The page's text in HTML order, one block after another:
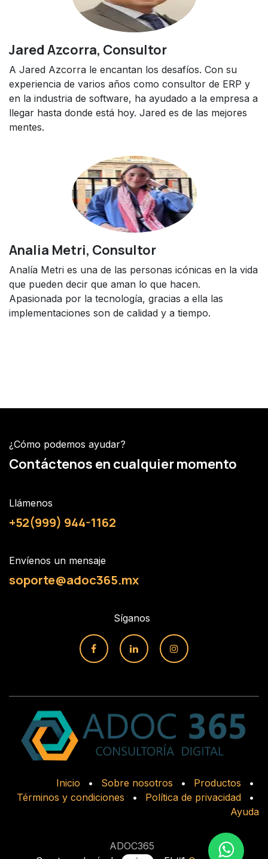
Jared Azcorra, Consultor
A Jared Azcorra le encantan los desafíos. Con su
experiencia de varios años como consultor de ERP y
en la industria de software, ha ayudado a la empresa a
llegar hasta donde está hoy. Jared es de las mejores
mentes.
Analia Metri, Consultor
Analía Metri es una de las personas icónicas en la vida
que pueden decir que aman lo que hacen.
Apasionada por la tecnología, gracias a ella las
implementaciones son de calidad y a tiempo.
¿Cómo podemos ayudar?
Contáctenos en cualquier momento
Llámenos
+52(999) 944-1162
Envíenos un mensaje
soporte@adoc365.mx
Síganos
Inicio • Sobre nosotros • Productos
•
Términos y condiciones
• Política de privacidad
•
Ayuda
ADOC365